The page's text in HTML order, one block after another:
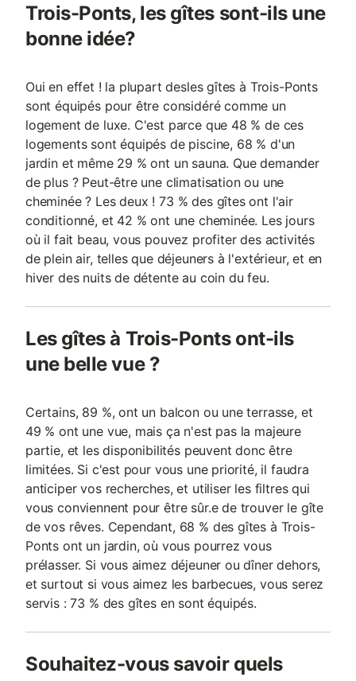
Trois-Ponts, les gîtes sont-ils une
bonne idée?
Oui en effet ! la plupart desles gîtes à Trois-Ponts
sont équipés pour être considéré comme un
logement de luxe. C'est parce que 48 % de ces
logements sont équipés de piscine, 68 % d'un
jardin et même 29 % ont un sauna. Que demander
de plus ? Peut-être une climatisation ou une
cheminée ? Les deux ! 73 % des gîtes ont l'air
conditionné, et 42 % ont une cheminée. Les jours
où il fait beau, vous pouvez profiter des activités
de plein air, telles que déjeuners à l'extérieur, et en
hiver des nuits de détente au coin du feu.
Les gîtes à Trois-Ponts ont-ils
une belle vue ?
Certains, 89 %, ont un balcon ou une terrasse, et
49 % ont une vue, mais ça n'est pas la majeure
partie, et les disponibilités peuvent donc être
limitées. Si c'est pour vous une priorité, il faudra
anticiper vos recherches, et utiliser les filtres qui
vous conviennent pour être sûr.e de trouver le gîte
de vos rêves. Cependant, 68 % des gîtes à Trois-
Ponts ont un jardin, où vous pourrez vous
prélasser. Si vous aimez déjeuner ou dîner dehors,
et surtout si vous aimez les barbecues, vous serez
servis : 73 % des gîtes en sont équipés.
Souhaitez-vous savoir quels